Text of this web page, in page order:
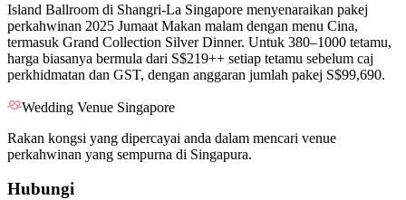
Island Ballroom di Shangri-La Singapore menyenaraikan pakej
perkahwinan 2025 Jumaat Makan malam dengan menu Cina,
termasuk Grand Collection Silver Dinner. Untuk 380–1000 tetamu,
harga biasanya bermula dari S$219++ setiap tetamu sebelum caj
perkhidmatan dan GST, dengan anggaran jumlah pakej S$99,690.
Wedding Venue Singapore
Rakan kongsi yang dipercayai anda dalam mencari venue
perkahwinan yang sempurna di Singapura.
Hubungi